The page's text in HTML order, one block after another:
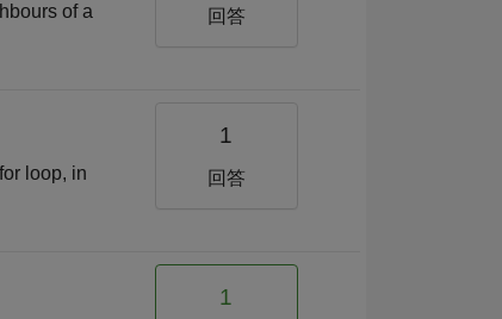
of a
回答
loop, in
1
回答
1